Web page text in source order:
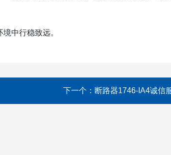
中行稳致远。
下一个： 断路器1746-IA4诚信